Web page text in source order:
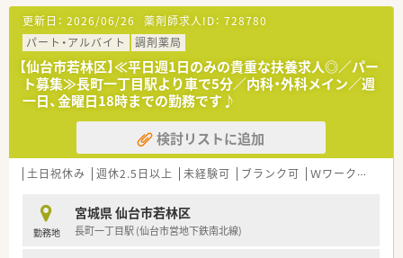
【求人情報について】
■これまでのご経験やスキルを十分に考慮し、年収450万円から
550万円の範囲で優遇いたします。
■週休2.5日制を採用しており、年間休日は120日と、プライベー
トの時間も大切にできます。
■月々の薬剤師手当や定額業務手当に加え、充実した福利厚生で
社員の生活をしっかりと支えます。
【法人特徴について】
■仙台市を中心に20店舗以上を展開する地域密着型の薬局で、
原則として転居を伴う異動はありません。
出店を続ける急成長中の企業です。
■地域医療への貢献を第一に考え、かかりつけ薬局機能の強化や
在宅医療の推進に注力しています。
更新日： 2026/06/26 薬剤師求人ID： 728780
パート・アルバイト
調剤薬局
【仙台市若林区】≪平日週1日のみの貴重な扶養求人◎／パー
ト募集≫長町一丁目駅より車で5分／内科・外科メイン／週
一日、金曜日18時までの勤務です♪
検討リストに追加
土日祝休み 週休2.5日以上 未経験可 ブランク可 Ｗワーク可
勤務地
宮城県 仙台市若林区
長町一丁目駅 (仙台市営地下鉄南北線)